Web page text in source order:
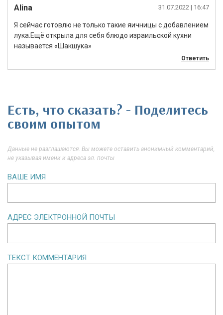
Alina 31.07.2022 | 16:47
Я сейчас готовлю не только такие яичницы с добавлением
лука.Ещё открыла для себя блюдо израильской кухни
называется «Шакшука»
Ответить
Есть, что сказать? - Поделитесь
своим опытом
Данные не разглашаются. Вы можете оставить анонимный комментарий,
не указывая имени и адреса эл. почты
ВАШЕ ИМЯ
АДРЕС ЭЛЕКТРОННОЙ ПОЧТЫ
ТЕКСТ КОММЕНТАРИЯ